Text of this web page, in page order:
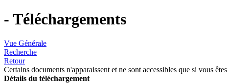
- Téléchargements
Vue Générale
Recherche
Retour
Certains documents n'apparaissent et ne sont accessibles que si vous
Détails du téléchargement